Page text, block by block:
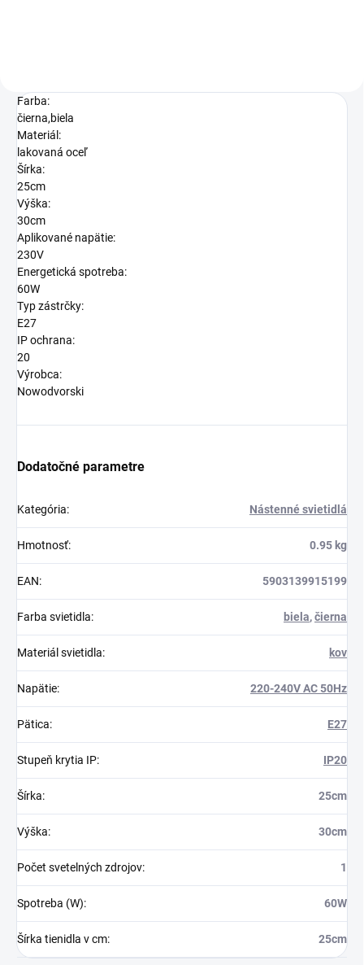
Farba:
čierna,biela
Materiál:
lakovaná oceľ
Šírka:
25cm
Výška:
30cm
Aplikované napätie:
230V
Energetická spotreba:
60W
Typ zástrčky:
E27
IP ochrana:
20
Výrobca:
Nowodvorski
Dodatočné parametre
Kategória: Nástenné svietidlá
Hmotnosť: 0.95 kg
EAN: 5903139915199
Farba svietidla: biela,čierna
Materiál svietidla: kov
Napätie: 220-240V AC 50Hz
Pätica: E27
Stupeň krytia IP: IP20
Šírka: 25cm
Výška: 30cm
Počet svetelných zdrojov: 1
Spotreba (W): 60W
Šírka tienidla v cm: 25cm